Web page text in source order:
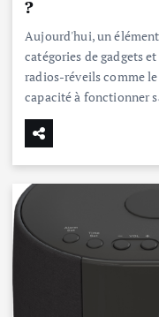
?
Aujourd'hui, un
catégories de gadgets
radios-réveils comme
capacité à fonctionner